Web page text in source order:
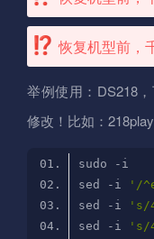
恢复机型前，
举例使用：DS218
修改！比如：
sed -i
'/
sed -i
's/
sed -i
's/